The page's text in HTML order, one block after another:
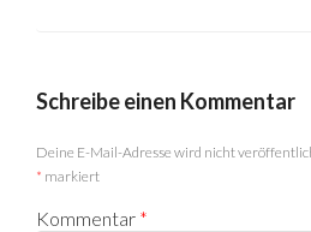
Schreibe einen Kommentar
Deine E-Mail-Adresse wird nicht
* markiert
Kommentar *